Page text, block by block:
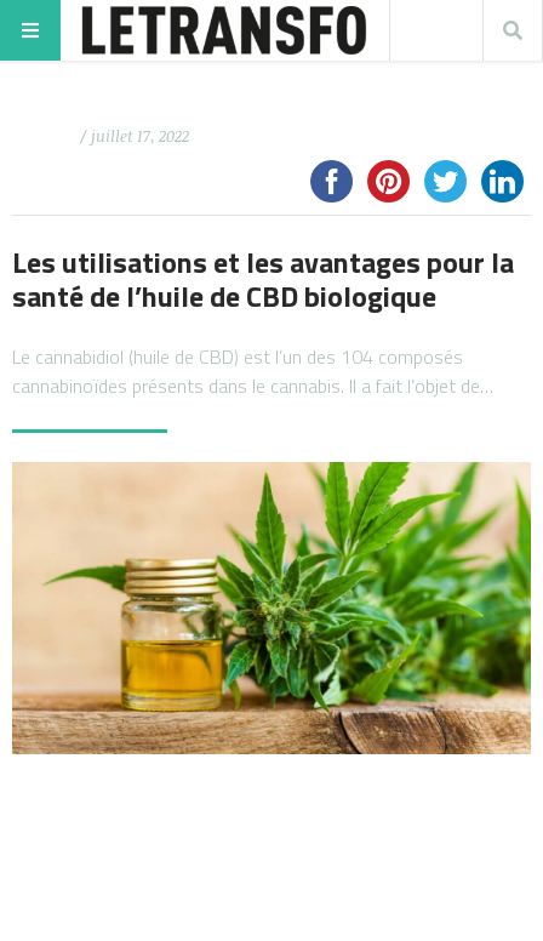
/ juillet 17, 2022
Les utilisations et les avantages pour la
santé de l’huile de CBD biologique
Le cannabidiol (huile de CBD) est l’un des 104 composés
cannabinoïdes présents dans le cannabis. Il a fait l’objet de…